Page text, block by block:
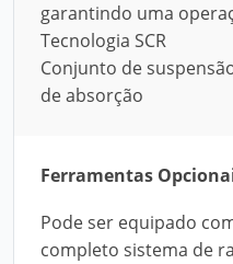
garantindo uma
Tecnologia SCR
Conjunto de
de absorção
Ferramentas
Pode ser equipado
completo sistema de